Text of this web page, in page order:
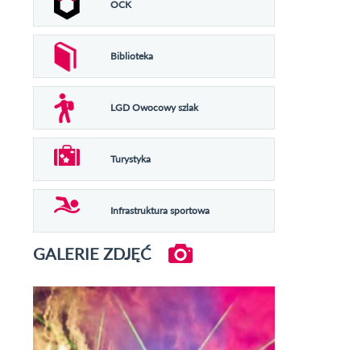
OCK
Biblioteka
LGD Owocowy szlak
Turystyka
Infrastruktura sportowa
GALERIE ZDJĘĆ